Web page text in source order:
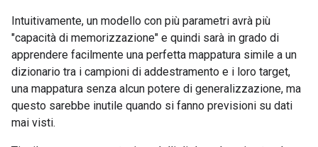
Intuitivamente, un modello con più parametri avrà più
"capacità di memorizzazione" e quindi sarà in grado di
apprendere facilmente una perfetta mappatura simile a un
dizionario tra i campioni di addestramento e i loro target,
una mappatura senza alcun potere di generalizzazione, ma
questo sarebbe inutile quando si fanno previsioni su dati
mai visti.